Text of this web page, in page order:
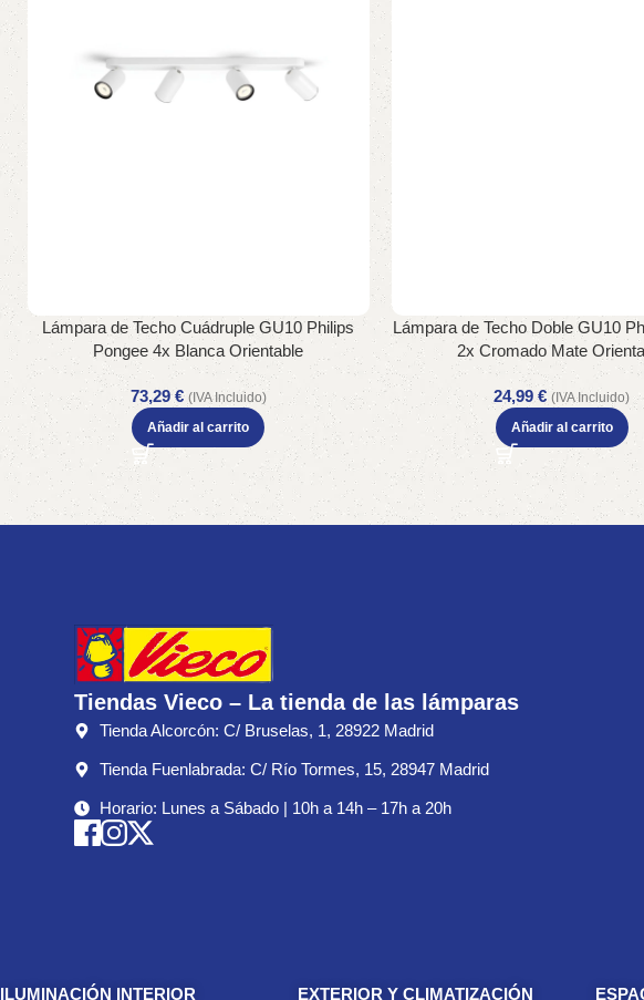
Lámpara de Techo Cuádruple GU10 Philips
Pongee 4x Blanca Orientable
73,29€ (IVA Incluido)
Añadir al carrito
Lámpara de Techo Doble GU10
2x Cromado Mate
24,99€ (IVA Incluido)
Añadir al carrito
Tiendas Vieco – La tienda de las lámparas
Tienda Alcorcón: C/ Bruselas, 1, 28922 Madrid
Tienda Fuenlabrada: C/ Río Tormes, 15, 28947 Madrid
Horario: Lunes a Sábado | 10h a 14h – 17h a 20h
ILUMINACIÓN INTERIOR EXTERIOR Y CLIMATIZACIÓN